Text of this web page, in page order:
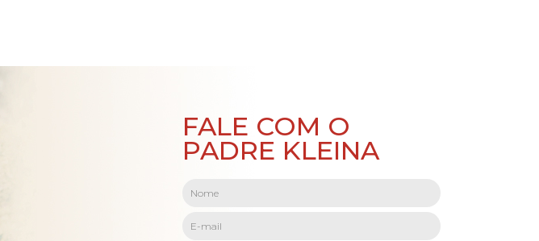
FALE COM O
PADRE KLEINA